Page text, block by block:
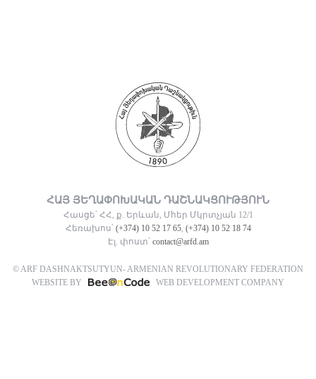
ՀԱՅ ՅԵՂԱՓՈԽԱԿԱՆ ԴԱՇՆԱԿՑՈՒԹՅՈՒՆ
Հասցե՝ ՀՀ, ք. Երևան, Մհեր Մկրտչյան 12/1
Հեռախոս՝ (+374) 10 52 17 65, (+374) 10 52 18 74
Էլ. փոստ՝ contact@arfd.am
© ARF DASHNAKTSUTYUN- ARMENIAN REVOLUTIONARY FEDERATION
WEBSITE BY
WEB DEVELOPMENT COMPANY